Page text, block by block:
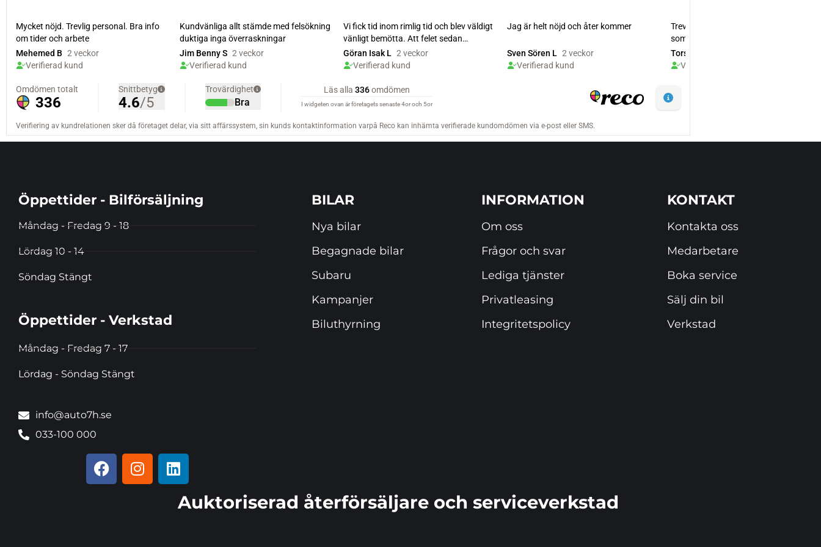
Öppettider - Bilförsäljning
Måndag - Fredag 9 - 18
Lördag 10 - 14
Söndag Stängt
Öppettider - Verkstad
Måndag - Fredag 7 - 17
Lördag - Söndag Stängt
info@auto7h.se
033-100 000
BILAR
Nya bilar
Begagnade bilar
Subaru
Kampanjer
Biluthyrning
INFORMATION
Om oss
Frågor och svar
Lediga tjänster
Privatleasing
Integritetspolicy
KONTAKT
Kontakta oss
Medarbetare
Boka service
Sälj din bil
Verkstad
Auktoriserad återförsäljare och serviceverkstad